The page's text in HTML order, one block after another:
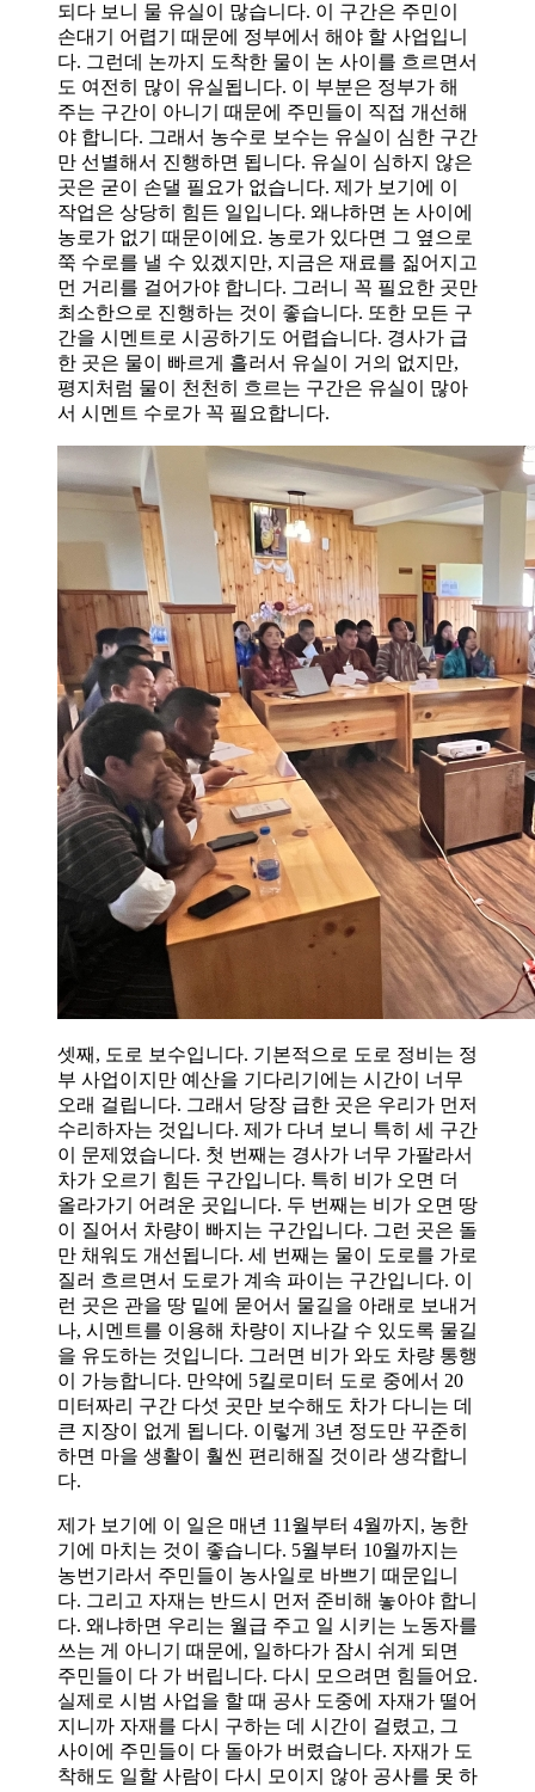
되다 보니 물 유실이 많습니다. 이 구간은 주민이
손대기 어렵기 때문에 정부에서 해야 할 사업입니
다. 그런데 논까지 도착한 물이 논 사이를 흐르면서
도 여전히 많이 유실됩니다. 이 부분은 정부가 해
주는 구간이 아니기 때문에 주민들이 직접 개선해
야 합니다. 그래서 농수로 보수는 유실이 심한 구간
만 선별해서 진행하면 됩니다. 유실이 심하지 않은
곳은 굳이 손댈 필요가 없습니다. 제가 보기에 이
작업은 상당히 힘든 일입니다. 왜냐하면 논 사이에
농로가 없기 때문이에요. 농로가 있다면 그 옆으로
쭉 수로를 낼 수 있겠지만, 지금은 재료를 짊어지고
먼 거리를 걸어가야 합니다. 그러니 꼭 필요한 곳만
최소한으로 진행하는 것이 좋습니다. 또한 모든 구
간을 시멘트로 시공하기도 어렵습니다. 경사가 급
한 곳은 물이 빠르게 흘러서 유실이 거의 없지만,
평지처럼 물이 천천히 흐르는 구간은 유실이 많아
서 시멘트 수로가 꼭 필요합니다.
셋째, 도로 보수입니다. 기본적으로 도로 정비는 정
부 사업이지만 예산을 기다리기에는 시간이 너무
오래 걸립니다. 그래서 당장 급한 곳은 우리가 먼저
수리하자는 것입니다. 제가 다녀 보니 특히 세 구간
이 문제였습니다. 첫 번째는 경사가 너무 가팔라서
차가 오르기 힘든 구간입니다. 특히 비가 오면 더
올라가기 어려운 곳입니다. 두 번째는 비가 오면 땅
이 질어서 차량이 빠지는 구간입니다. 그런 곳은 돌
만 채워도 개선됩니다. 세 번째는 물이 도로를 가로
질러 흐르면서 도로가 계속 파이는 구간입니다. 이
런 곳은 관을 땅 밑에 묻어서 물길을 아래로 보내거
나, 시멘트를 이용해 차량이 지나갈 수 있도록 물길
을 유도하는 것입니다. 그러면 비가 와도 차량 통행
이 가능합니다. 만약에 5킬로미터 도로 중에서 20
미터짜리 구간 다섯 곳만 보수해도 차가 다니는 데
큰 지장이 없게 됩니다. 이렇게 3년 정도만 꾸준히
하면 마을 생활이 훨씬 편리해질 것이라 생각합니
다.
제가 보기에 이 일은 매년 11월부터 4월까지, 농한
기에 마치는 것이 좋습니다. 5월부터 10월까지는
농번기라서 주민들이 농사일로 바쁘기 때문입니
다. 그리고 자재는 반드시 먼저 준비해 놓아야 합니
다. 왜냐하면 우리는 월급 주고 일 시키는 노동자를
쓰는 게 아니기 때문에, 일하다가 잠시 쉬게 되면
주민들이 다 가 버립니다. 다시 모으려면 힘들어요.
실제로 시범 사업을 할 때 공사 도중에 자재가 떨어
지니까 자재를 다시 구하는 데 시간이 걸렸고, 그
사이에 주민들이 다 돌아가 버렸습니다. 자재가 도
착해도 일할 사람이 다시 모이지 않아 공사를 못 하